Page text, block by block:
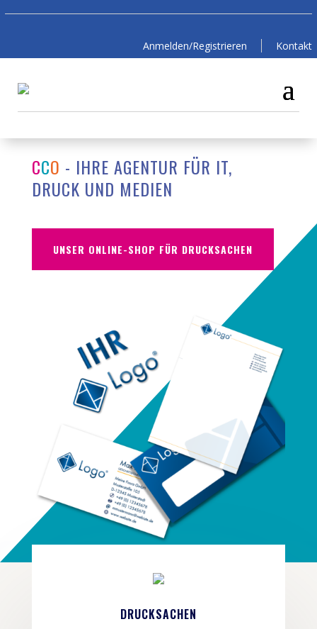
Anmelden/Registrieren Kontakt
CCO - IHRE AGENTUR FÜR IT,
DRUCK UND MEDIEN
UNSER ONLINE-SHOP FÜR DRUCKSACHEN
DRUCKSACHEN